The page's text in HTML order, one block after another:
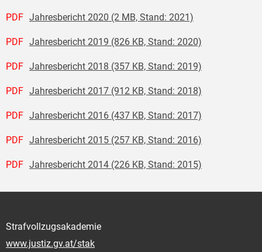
PDF Jahresbericht 2020 (2 MB, Stand: 2021)
PDF Jahresbericht 2019 (826 KB, Stand: 2020)
PDF Jahresbericht 2018 (357 KB, Stand: 2019)
PDF Jahresbericht 2017 (912 KB, Stand: 2018)
PDF Jahresbericht 2016 (437 KB, Stand: 2017)
PDF Jahresbericht 2015 (257 KB, Stand: 2016)
PDF Jahresbericht 2014 (226 KB, Stand: 2015)
Strafvollzugsakademie
www.justiz.gv.at/stak